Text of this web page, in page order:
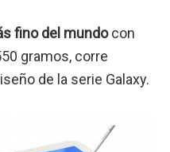
fino del mundocon
gramos, corre
de la serie Galaxy.